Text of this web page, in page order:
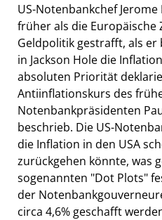
US-Notenbankchef
früher als die Europäische
Geldpolitik gestrafft, als
in Jackson Hole die
absoluten Priorität
Antiinflationskurs des
Notenbankpräsidenten
beschrieb. Die US-
die Inflation in den USA
zurückgehen könnte, was
sogenannten "Dot Plots"
der
circa 4,6% geschafft